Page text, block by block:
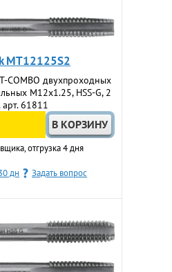
MT12125S2
COMBO двухпроходных
М12х1.25, HSS-G, 2
арт. 61811
отгрузка 4 дня
дн Задать вопрос